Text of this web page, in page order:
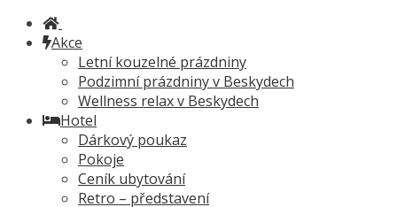
Akce
Letní kouzelné prázdniny
Podzimní prázdniny v Beskydech
Wellness relax v Beskydech
Hotel
Dárkový poukaz
Pokoje
Ceník ubytování
Retro – představení